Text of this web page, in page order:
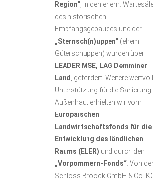
Region“ , in den ehem.
des historischen
Empfangsgebäudes und der
„Sternsch(n)uppen“ (ehem.
Güterschuppen) wurden über
LEADER MSE, LAG Demminer
Land
, gefördert. Weitere
Unterstützung für die Sanierung
Außenhaut erhielten wir vom
Europäischen
Landwirtschaftsfonds für die
Entwicklung des ländlichen
Raums (ELER) und durch den
„Vorpommern-Fonds“ . Von der
Schloss Broock GmbH & Co.